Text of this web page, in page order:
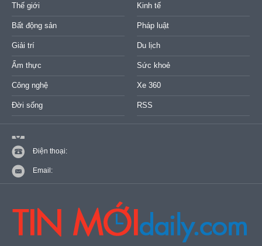
Thế giới Kinh tế
Bất động sản Pháp luật
Giải trí Du lịch
Ẩm thực Sức khoẻ
Công nghệ Xe 360
Đời sống RSS
Điện thoại:
Email: